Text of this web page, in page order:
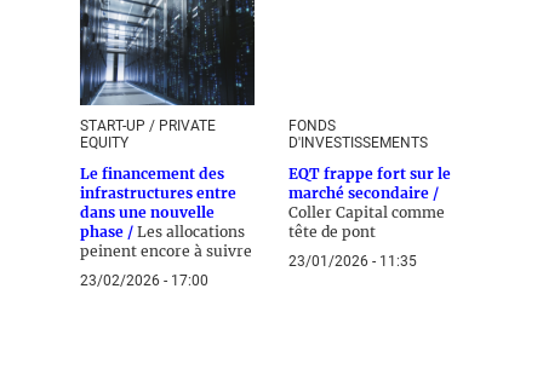
START-UP / PRIVATE
EQUITY
Le financement des
infrastructures entre
dans une nouvelle
phase / Les allocations
peinent encore à suivre
23/02/2026 - 17:00
FONDS
D'INVESTISSEMENTS
EQT frappe fort sur le
marché secondaire /
Coller Capital comme
tête de pont
23/01/2026 - 11:35